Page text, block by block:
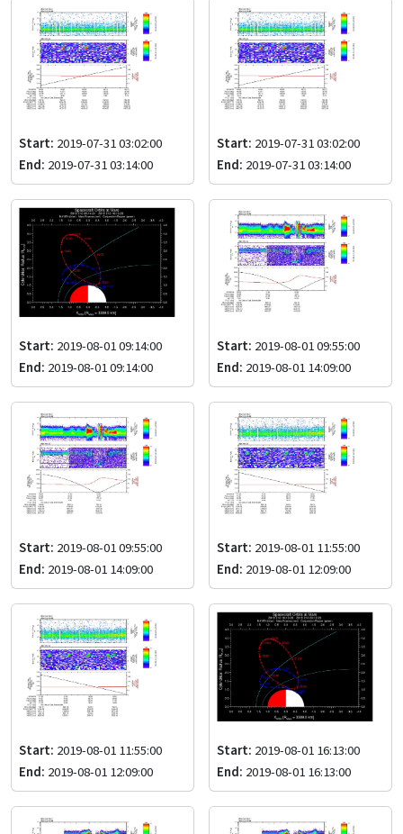
Start: 2019-07-31 03:02:00
End: 2019-07-31 03:14:00
Start: 2019-07-31 03:02:00
End: 2019-07-31 03:14:00
Start: 2019-08-01 09:14:00
End: 2019-08-01 09:14:00
Start: 2019-08-01 09:55:00
End: 2019-08-01 14:09:00
Start: 2019-08-01 09:55:00
End: 2019-08-01 14:09:00
Start: 2019-08-01 11:55:00
End: 2019-08-01 12:09:00
Start: 2019-08-01 11:55:00
End: 2019-08-01 12:09:00
Start: 2019-08-01 16:13:00
End: 2019-08-01 16:13:00